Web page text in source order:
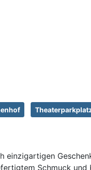
einzigartigen
Schmuck und